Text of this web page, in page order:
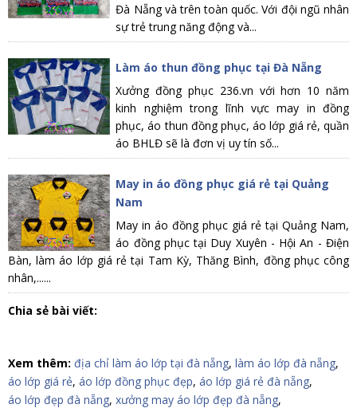
Đà Nẵng và trên toàn quốc. Với đội ngũ nhân
sự trẻ trung năng động và...
Làm áo thun đồng phục tại Đà Nẵng
Xưởng đồng phục 236.vn với hơn 10 năm
kinh nghiệm trong lĩnh vực may in đồng
phục, áo thun đồng phục, áo lớp giá rẻ, quần
áo BHLĐ sẽ là đơn vị uy tín số...
May in áo đồng phục giá rẻ tại Quảng
Nam
May in áo đồng phục giá rẻ tại Quảng Nam,
áo đồng phục tại Duy Xuyên - Hội An - Điện
Bàn, làm áo lớp giá rẻ tại Tam Kỳ, Thăng Bình, đồng phục công
nhân,......
Chia sẻ bài viết:
Xem thêm: địa chỉ làm áo lớp tại đà nẵng, làm áo lớp đà nẵng,
áo lớp giá rẻ, áo lớp đồng phục đẹp, áo lớp giá rẻ đà nẵng,
áo lớp đẹp đà nẵng, xưởng may áo lớp đẹp đà nẵng,